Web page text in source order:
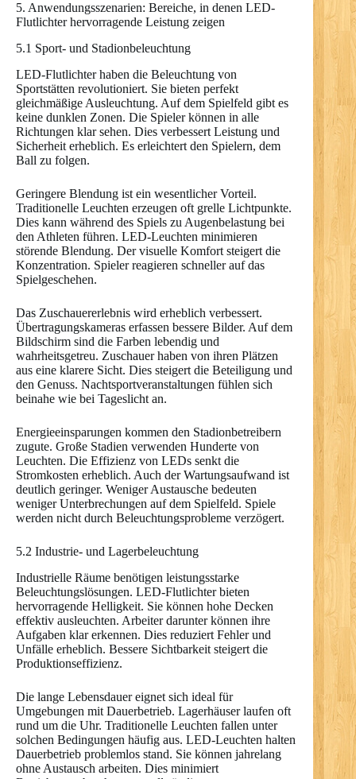
5. Anwendungsszenarien: Bereiche, in denen LED-
Flutlichter hervorragende Leistung zeigen
5.1 Sport- und Stadionbeleuchtung
LED-Flutlichter haben die Beleuchtung von
Sportstätten revolutioniert. Sie bieten perfekt
gleichmäßige Ausleuchtung. Auf dem Spielfeld gibt es
keine dunklen Zonen. Die Spieler können in alle
Richtungen klar sehen. Dies verbessert Leistung und
Sicherheit erheblich. Es erleichtert den Spielern, dem
Ball zu folgen.
Geringere Blendung ist ein wesentlicher Vorteil.
Traditionelle Leuchten erzeugen oft grelle Lichtpunkte.
Dies kann während des Spiels zu Augenbelastung bei
den Athleten führen. LED-Leuchten minimieren
störende Blendung. Der visuelle Komfort steigert die
Konzentration. Spieler reagieren schneller auf das
Spielgeschehen.
Das Zuschauererlebnis wird erheblich verbessert.
Übertragungskameras erfassen bessere Bilder. Auf dem
Bildschirm sind die Farben lebendig und
wahrheitsgetreu. Zuschauer haben von ihren Plätzen
aus eine klarere Sicht. Dies steigert die Beteiligung und
den Genuss. Nachtsportveranstaltungen fühlen sich
beinahe wie bei Tageslicht an.
Energieeinsparungen kommen den Stadionbetreibern
zugute. Große Stadien verwenden Hunderte von
Leuchten. Die Effizienz von LEDs senkt die
Stromkosten erheblich. Auch der Wartungsaufwand ist
deutlich geringer. Weniger Austausche bedeuten
weniger Unterbrechungen auf dem Spielfeld. Spiele
werden nicht durch Beleuchtungsprobleme verzögert.
5.2 Industrie- und Lagerbeleuchtung
Industrielle Räume benötigen leistungsstarke
Beleuchtungslösungen. LED-Flutlichter bieten
hervorragende Helligkeit. Sie können hohe Decken
effektiv ausleuchten. Arbeiter darunter können ihre
Aufgaben klar erkennen. Dies reduziert Fehler und
Unfälle erheblich. Bessere Sichtbarkeit steigert die
Produktionseffizienz.
Die lange Lebensdauer eignet sich ideal für
Umgebungen mit Dauerbetrieb. Lagerhäuser laufen oft
rund um die Uhr. Traditionelle Leuchten fallen unter
solchen Bedingungen häufig aus. LED-Leuchten halten
Dauerbetrieb problemlos stand. Sie können jahrelang
ohne Austausch arbeiten. Dies minimiert